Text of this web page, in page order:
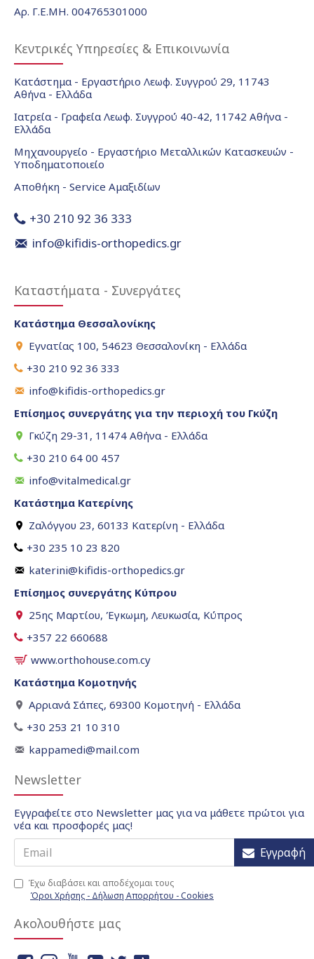
Αρ. Γ.Ε.ΜΗ. 004765301000
Κεντρικές Υπηρεσίες & Επικοινωνία
Κατάστημα - Εργαστήριο Λεωφ. Συγγρού 29, 11743
Αθήνα - Ελλάδα
Ιατρεία - Γραφεία Λεωφ. Συγγρού 40-42, 11742 Αθήνα -
Ελλάδα
Μηχανουργείο - Εργαστήριο Μεταλλικών Κατασκευών -
Υποδηματοποιείο
Αποθήκη - Service Αμαξιδίων
+30 210 92 36 333
info@kifidis-orthopedics.gr
Καταστήματα - Συνεργάτες
Κατάστημα Θεσσαλονίκης
Εγνατίας 100, 54623 Θεσσαλονίκη - Ελλάδα
+30 210 92 36 333
info@kifidis-orthopedics.gr
Επίσημος συνεργάτης για την περιοχή του Γκύζη
Γκύζη 29-31, 11474 Αθήνα - Ελλάδα
+30 210 64 00 457
info@vitalmedical.gr
Κατάστημα Κατερίνης
Ζαλόγγου 23, 60133 Κατερίνη - Ελλάδα
+30 235 10 23 820
katerini@kifidis-orthopedics.gr
Επίσημος συνεργάτης Κύπρου
25ης Μαρτίου, Έγκωμη, Λευκωσία, Κύπρος
+357 22 660688
www.orthohouse.com.cy
Κατάστημα Κομοτηνής
Αρριανά Σάπες, 69300 Κομοτηνή - Ελλάδα
+30 253 21 10 310
kappamedi@mail.com
Newsletter
Εγγραφείτε στο Newsletter μας για να μάθετε πρώτοι για
νέα και προσφορές μας!
Εγγραφή
Έχω διαβάσει και αποδέχομαι τους
Όροι Χρήσης - Δήλωση Απορρήτου - Cookies
Ακολουθήστε μας